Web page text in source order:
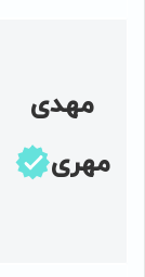
مهدی
مهری